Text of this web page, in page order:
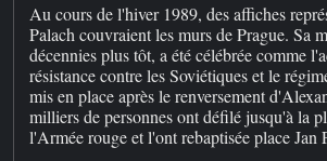
Au cours de l'hiver 1989, des affiches
Palach couvraient les murs de Prague. Sa
décennies plus tôt, a été célébrée comme
résistance contre les Soviétiques et le
mis en place après le renversement
milliers de personnes ont défilé jusqu'à la
l'Armée rouge et l'ont rebaptisée place Jan